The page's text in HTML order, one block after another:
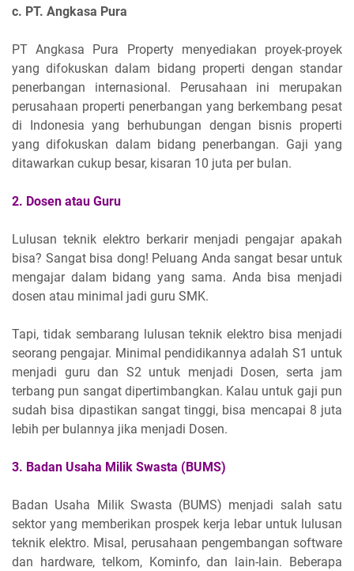
c. PT. Angkasa Pura
PT Angkasa Pura Property menyediakan proyek-proyek
yang difokuskan dalam bidang properti dengan standar
penerbangan internasional. Perusahaan ini merupakan
perusahaan properti penerbangan yang berkembang pesat
di Indonesia yang berhubungan dengan bisnis properti
yang difokuskan dalam bidang penerbangan. Gaji yang
ditawarkan cukup besar, kisaran 10 juta per bulan.
2. Dosen atau Guru
Lulusan teknik elektro berkarir menjadi pengajar apakah
bisa? Sangat bisa dong! Peluang Anda sangat besar untuk
mengajar dalam bidang yang sama. Anda bisa menjadi
dosen atau minimal jadi guru SMK.
Tapi, tidak sembarang lulusan teknik elektro bisa menjadi
seorang pengajar. Minimal pendidikannya adalah S1 untuk
menjadi guru dan S2 untuk menjadi Dosen, serta jam
terbang pun sangat dipertimbangkan. Kalau untuk gaji pun
sudah bisa dipastikan sangat tinggi, bisa mencapai 8 juta
lebih per bulannya jika menjadi Dosen.
3. Badan Usaha Milik Swasta (BUMS)
Badan Usaha Milik Swasta (BUMS) menjadi salah satu
sektor yang memberikan prospek kerja lebar untuk lulusan
teknik elektro. Misal, perusahaan pengembangan software
dan hardware, telkom, Kominfo, dan lain-lain. Beberapa